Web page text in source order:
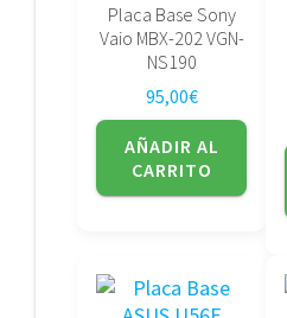
Placa Base Sony
Vaio MBX-202 VGN-
NS190
95,00€
AÑADIR AL
CARRITO